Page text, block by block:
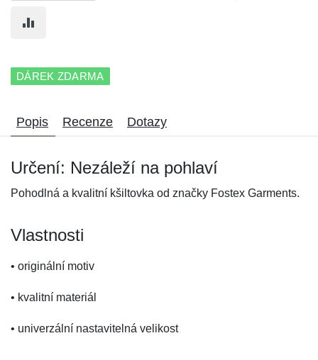
DÁREK ZDARMA
Popis Recenze Dotazy
Určení: Nezáleží na pohlaví
Pohodlná a kvalitní kšiltovka od značky Fostex Garments.
Vlastnosti
• originální motiv
• kvalitní materiál
• univerzální nastavitelná velikost